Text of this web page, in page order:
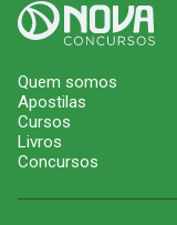
Quem somos
Apostilas
Cursos
Livros
Concursos